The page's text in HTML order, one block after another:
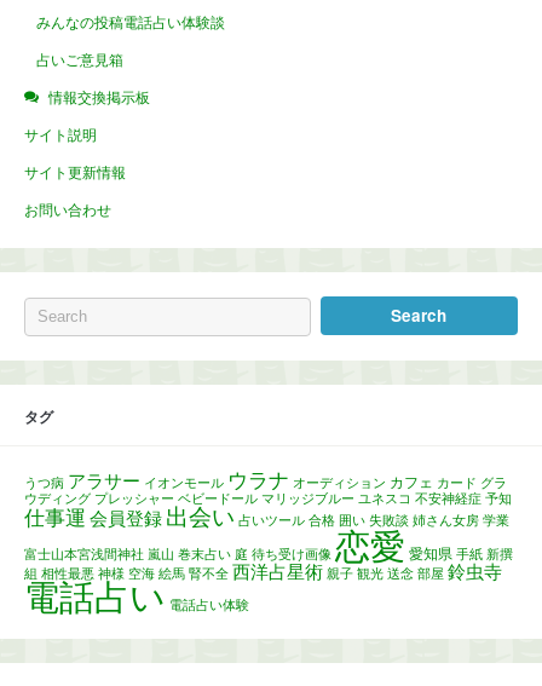
みんなの投稿電話占い体験談
占いご意見箱
情報交換掲示板
サイト説明
サイト更新情報
お問い合わせ
タグ
うつ病 アラサー イオンモール ウラナ オーディション カフェ カード グラ
ウディング プレッシャー ベビードール マリッジブルー ユネスコ 不安神経症 予知
仕事運 会員登録 出会い 占いツール 合格 囲い 失敗談 姉さん女房 学業
富士山本宮浅間神社 嵐山 巻末占い 庭 待ち受け画像 恋愛 愛知県 手紙 新撰
組 相性最悪 神様 空海 絵馬 腎不全 西洋占星術 親子 観光 送念 部屋 鈴虫寺
電話占い 電話占い体験